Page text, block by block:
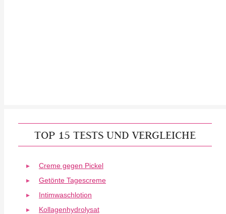
TOP 15 TESTS UND VERGLEICHE
Creme gegen Pickel
Getönte Tagescreme
Intimwaschlotion
Kollagenhydrolysat